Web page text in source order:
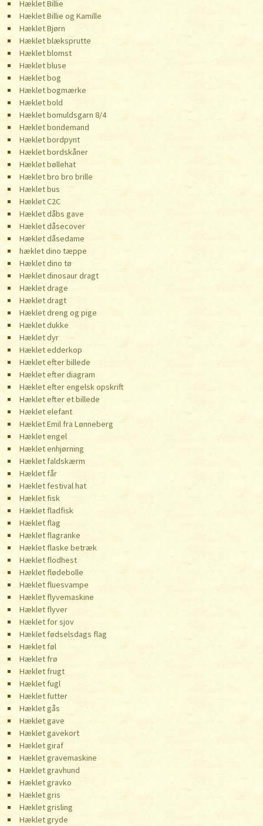
Hæklet Billie
Hæklet Billie og Kamille
Hæklet Bjørn
Hæklet blæksprutte
Hæklet blomst
Hæklet bluse
Hæklet bog
Hæklet bogmærke
Hæklet bold
Hæklet bomuldsgarn 8/4
Hæklet bondemand
Hæklet bordpynt
Hæklet bordskåner
Hæklet bøllehat
Hæklet bro bro brille
Hæklet bus
Hæklet C2C
Hæklet dåbs gave
Hæklet dåsecover
Hæklet dåsedame
hæklet dino tæppe
Hæklet dino tø
Hæklet dinosaur dragt
Hæklet drage
Hæklet dragt
Hæklet dreng og pige
Hæklet dukke
Hæklet dyr
Hæklet edderkop
Hæklet efter billede
Hæklet efter diagram
Hæklet efter engelsk opskrift
Hæklet efter et billede
Hæklet elefant
Hæklet Emil fra Lønneberg
Hæklet engel
Hæklet enhjørning
Hæklet faldskærm
Hæklet får
Hæklet festival hat
Hæklet fisk
Hæklet fladfisk
Hæklet flag
Hæklet flagranke
Hæklet flaske betræk
Hæklet flodhest
Hæklet flødebolle
Hæklet fluesvampe
Hæklet flyvemaskine
Hæklet flyver
Hæklet for sjov
Hæklet fødselsdags flag
Hæklet føl
Hæklet frø
Hæklet frugt
Hæklet fugl
Hæklet futter
Hæklet gås
Hæklet gave
Hæklet gavekort
Hæklet giraf
Hæklet gravemaskine
Hæklet gravhund
Hæklet gravko
Hæklet gris
Hæklet grisling
Hæklet gryde